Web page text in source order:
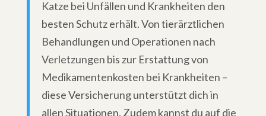
Katze bei Unfällen und Krankheiten den
besten Schutz erhält. Von tierärztlichen
Behandlungen und Operationen nach
Verletzungen bis zur Erstattung von
Medikamentenkosten bei Krankheiten –
diese Versicherung unterstützt dich in
allen Situationen. Zudem kannst du auf die